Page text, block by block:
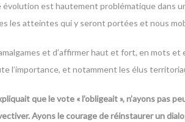
évolution est hautement problématique
les atteintes qui y seront portées et nous
et d’affirmer haut et fort, en mots
et notamment les élus
que le vote « l’obligeait », n’ayons
Ayons le courage de réinstaurer un